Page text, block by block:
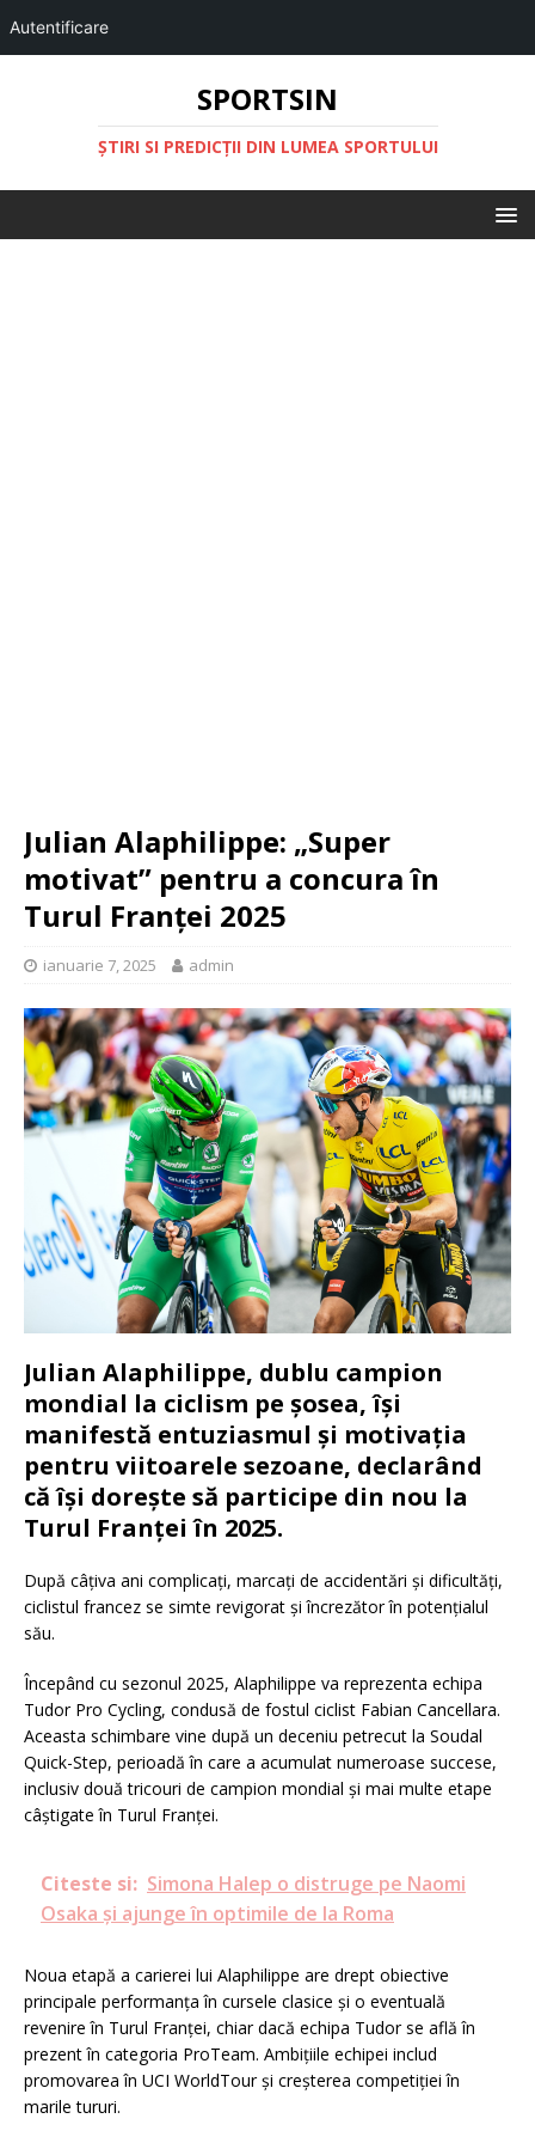
Autentificare
SPORTSIN
ŞTIRI SI PREDICŢII DIN LUMEA SPORTULUI
Julian Alaphilippe: „Super
motivat” pentru a concura în
Turul Franței 2025
ianuarie 7, 2025 admin
Julian Alaphilippe, dublu campion
mondial la ciclism pe șosea, își
manifestă entuziasmul și motivația
pentru viitoarele sezoane, declarând
că își dorește să participe din nou la
Turul Franței în 2025.
După câțiva ani complicați, marcați de accidentări și dificultăți,
ciclistul francez se simte revigorat și încrezător în potențialul
său.
Începând cu sezonul 2025, Alaphilippe va reprezenta echipa
Tudor Pro Cycling, condusă de fostul ciclist Fabian Cancellara.
Aceasta schimbare vine după un deceniu petrecut la Soudal
Quick-Step, perioadă în care a acumulat numeroase succese,
inclusiv două tricouri de campion mondial și mai multe etape
câștigate în Turul Franței.
Citeste si: Simona Halep o distruge pe Naomi
Osaka și ajunge în optimile de la Roma
Noua etapă a carierei lui Alaphilippe are drept obiective
principale performanța în cursele clasice și o eventuală
revenire în Turul Franței, chiar dacă echipa Tudor se află în
prezent în categoria ProTeam. Ambițiile echipei includ
promovarea în UCI WorldTour și creșterea competiției în
marile tururi.